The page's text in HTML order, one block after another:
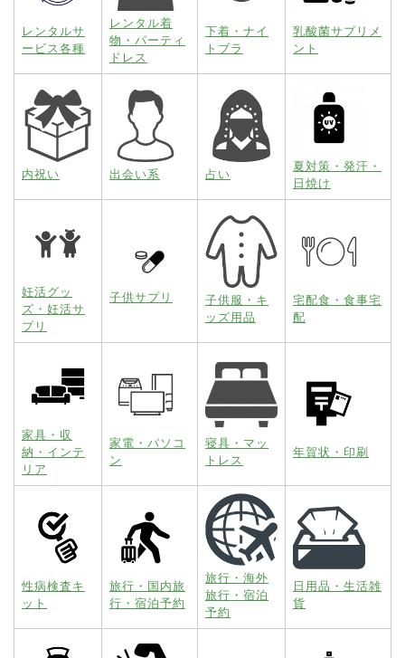
レンタルサ
ービス各種
レンタル着
物・パーティ
ドレス
下着・ナイ
トブラ
乳酸菌サプリメ
ント
内祝い 出会い系 占い
夏対策・発汗・
日焼け
妊活グッ
ズ・妊活サ
プリ
子供サプリ
子供服・キ
ッズ用品
宅配食・食事宅
配
家具・収
納・インテ
リア
家電・パソコ
ン
寝具・マッ
トレス
年賀状・印刷
性病検査キ
ット
旅行・国内旅
行・宿泊予約
旅行・海外
旅行・宿泊
予約
日用品・生活雑
貨